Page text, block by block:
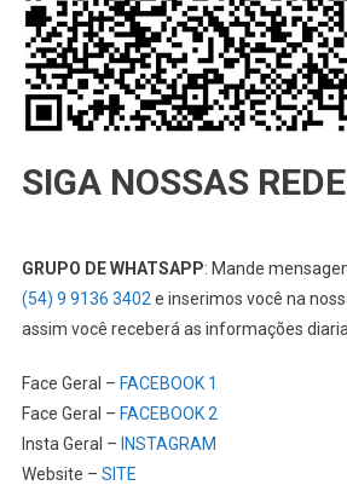
SIGA NOSSAS
GRUPO DE WHATSAPP: Mande
(54) 9 9136 3402e inserimos você na
assim você receberá as informações
Face Geral – FACEBOOK 1
Face Geral – FACEBOOK 2
Insta Geral – INSTAGRAM
Website – SITE